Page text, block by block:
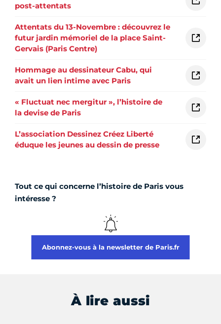
post-attentats
Attentats du 13-Novembre : découvrez le
futur jardin mémoriel de la place Saint-
Gervais (Paris Centre)
Hommage au dessinateur Cabu, qui
avait un lien intime avec Paris
« Fluctuat nec mergitur », l’histoire de
la devise de Paris
L’association Dessinez Créez Liberté
éduque les jeunes au dessin de presse
Tout ce qui concerne l’histoire de Paris vous
intéresse ?
Abonnez-vous à la newsletter de Paris.fr
À lire aussi